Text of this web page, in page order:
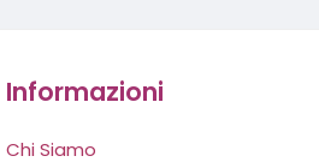
Informazioni
Chi Siamo